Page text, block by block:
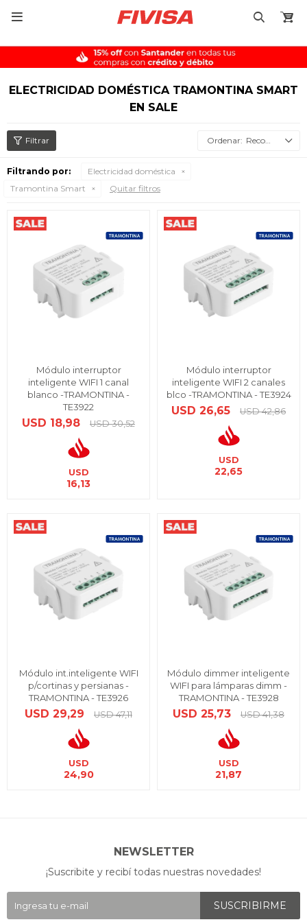

ELECTRICIDAD DOMÉSTICA TRAMONTINA SMART
EN SALE
Recomendados
Filtrando por:
Electricidad doméstica
Tramontina Smart
Quitar filtros
Módulo interruptor
inteligente WIFI 1 canal
blanco -TRAMONTINA -
TE3922
USD 18,98 USD 30,52
USD
16,13
Módulo interruptor
inteligente WIFI 2 canales
blco -TRAMONTINA - TE3924
USD 26,65 USD 42,86
USD
22,65
Módulo int.inteligente WIFI
p/cortinas y persianas -
TRAMONTINA - TE3926
USD 29,29 USD 47,11
USD
24,90
Módulo dimmer inteligente
WIFI para lámparas dimm -
TRAMONTINA - TE3928
USD 25,73 USD 41,38
USD
21,87
NEWSLETTER
¡Suscribite y recibí todas nuestras novedades!
SUSCRIBIRME